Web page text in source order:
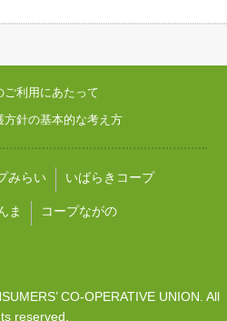
ご利用にあたって
針の基本的な考え方
みらい いばらきコープ
ま コープながの
CO-OPERATIVE UNION. All
reserved.